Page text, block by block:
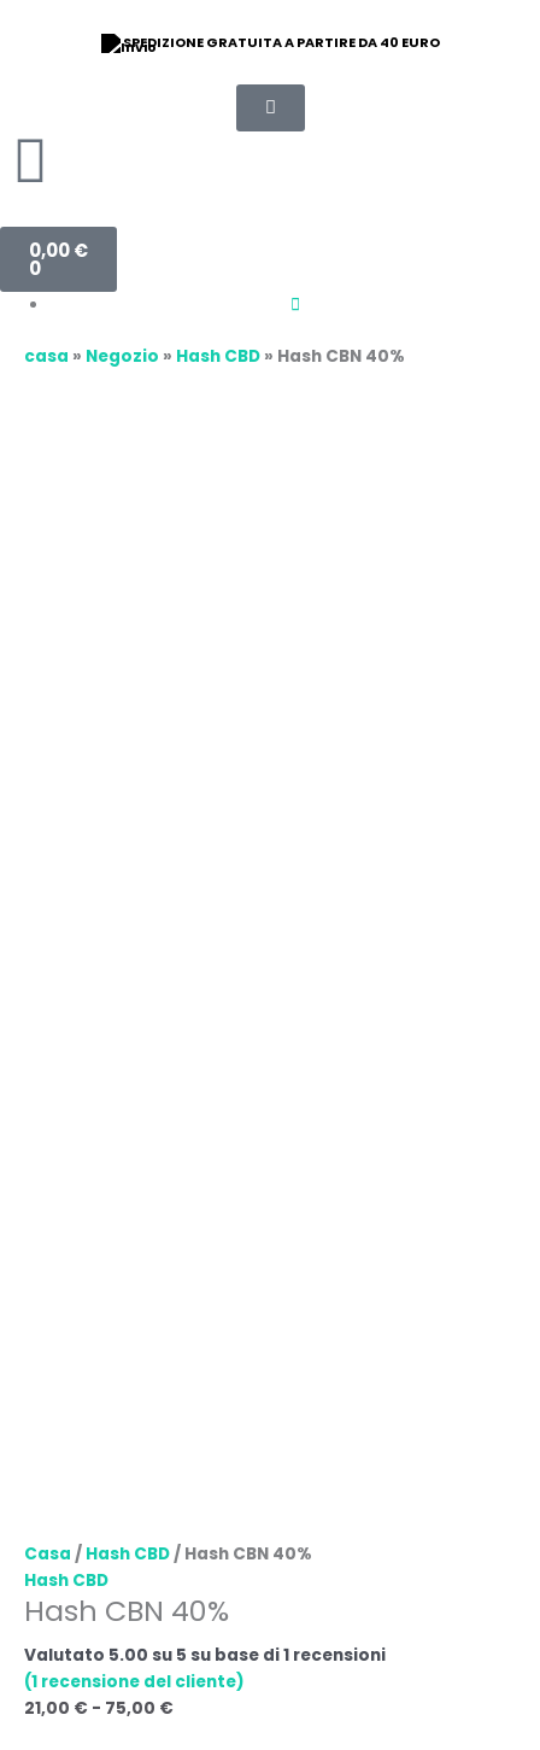
SPEDIZIONE GRATUITA A PARTIRE DA 40 EURO
9/10 VALUTAZIONE
0,00€
0
Carrello
casa » Negozio » Hash CBD » Hash CBN 40%
Casa / Hash CBD/ Hash CBN 40%
Hash CBD
Hash CBN 40%
Valutato 5.00 su 5 su base di1 recensioni
(1 recensione del cliente)
21,00 € - 75,00 €
di